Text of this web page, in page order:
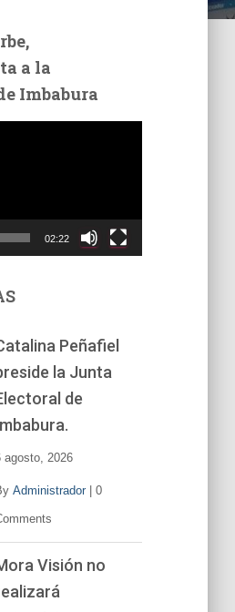
a la
Imbabura
02:22
Peñafiel
la Junta
de
agosto, 2026
Administrador| 0
Visión no